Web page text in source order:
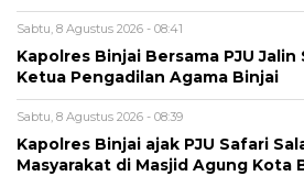
Sabtu, 8 Agustus 2026 - 08:41
Kapolres Binjai Bersama PJU
Ketua Pengadilan Agama Binjai
Sabtu, 8 Agustus 2026 - 08:39
Kapolres Binjai ajak PJU Safari
Masyarakat di Masjid Agung Kota